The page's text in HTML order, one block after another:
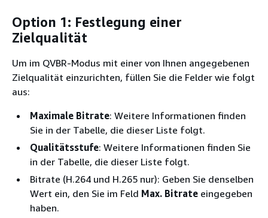
Option 1: Festlegung einer
Zielqualität
Um im QVBR-Modus mit einer von Ihnen angegebenen
Zielqualität einzurichten, füllen Sie die Felder wie folgt
aus:
Maximale Bitrate: Weitere Informationen finden
Sie in der Tabelle, die dieser Liste folgt.
Qualitätsstufe: Weitere Informationen finden Sie
in der Tabelle, die dieser Liste folgt.
Bitrate (H.264 und H.265 nur): Geben Sie denselben
Wert ein, den Sie im Feld Max. Bitrate eingegeben
haben.